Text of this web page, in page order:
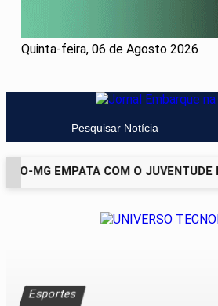
Quinta-feira, 06 de Agosto 2026
Pesquisar Notícia
MG EMPATA COM O JUVENTUDE
EM ALTA
Esportes